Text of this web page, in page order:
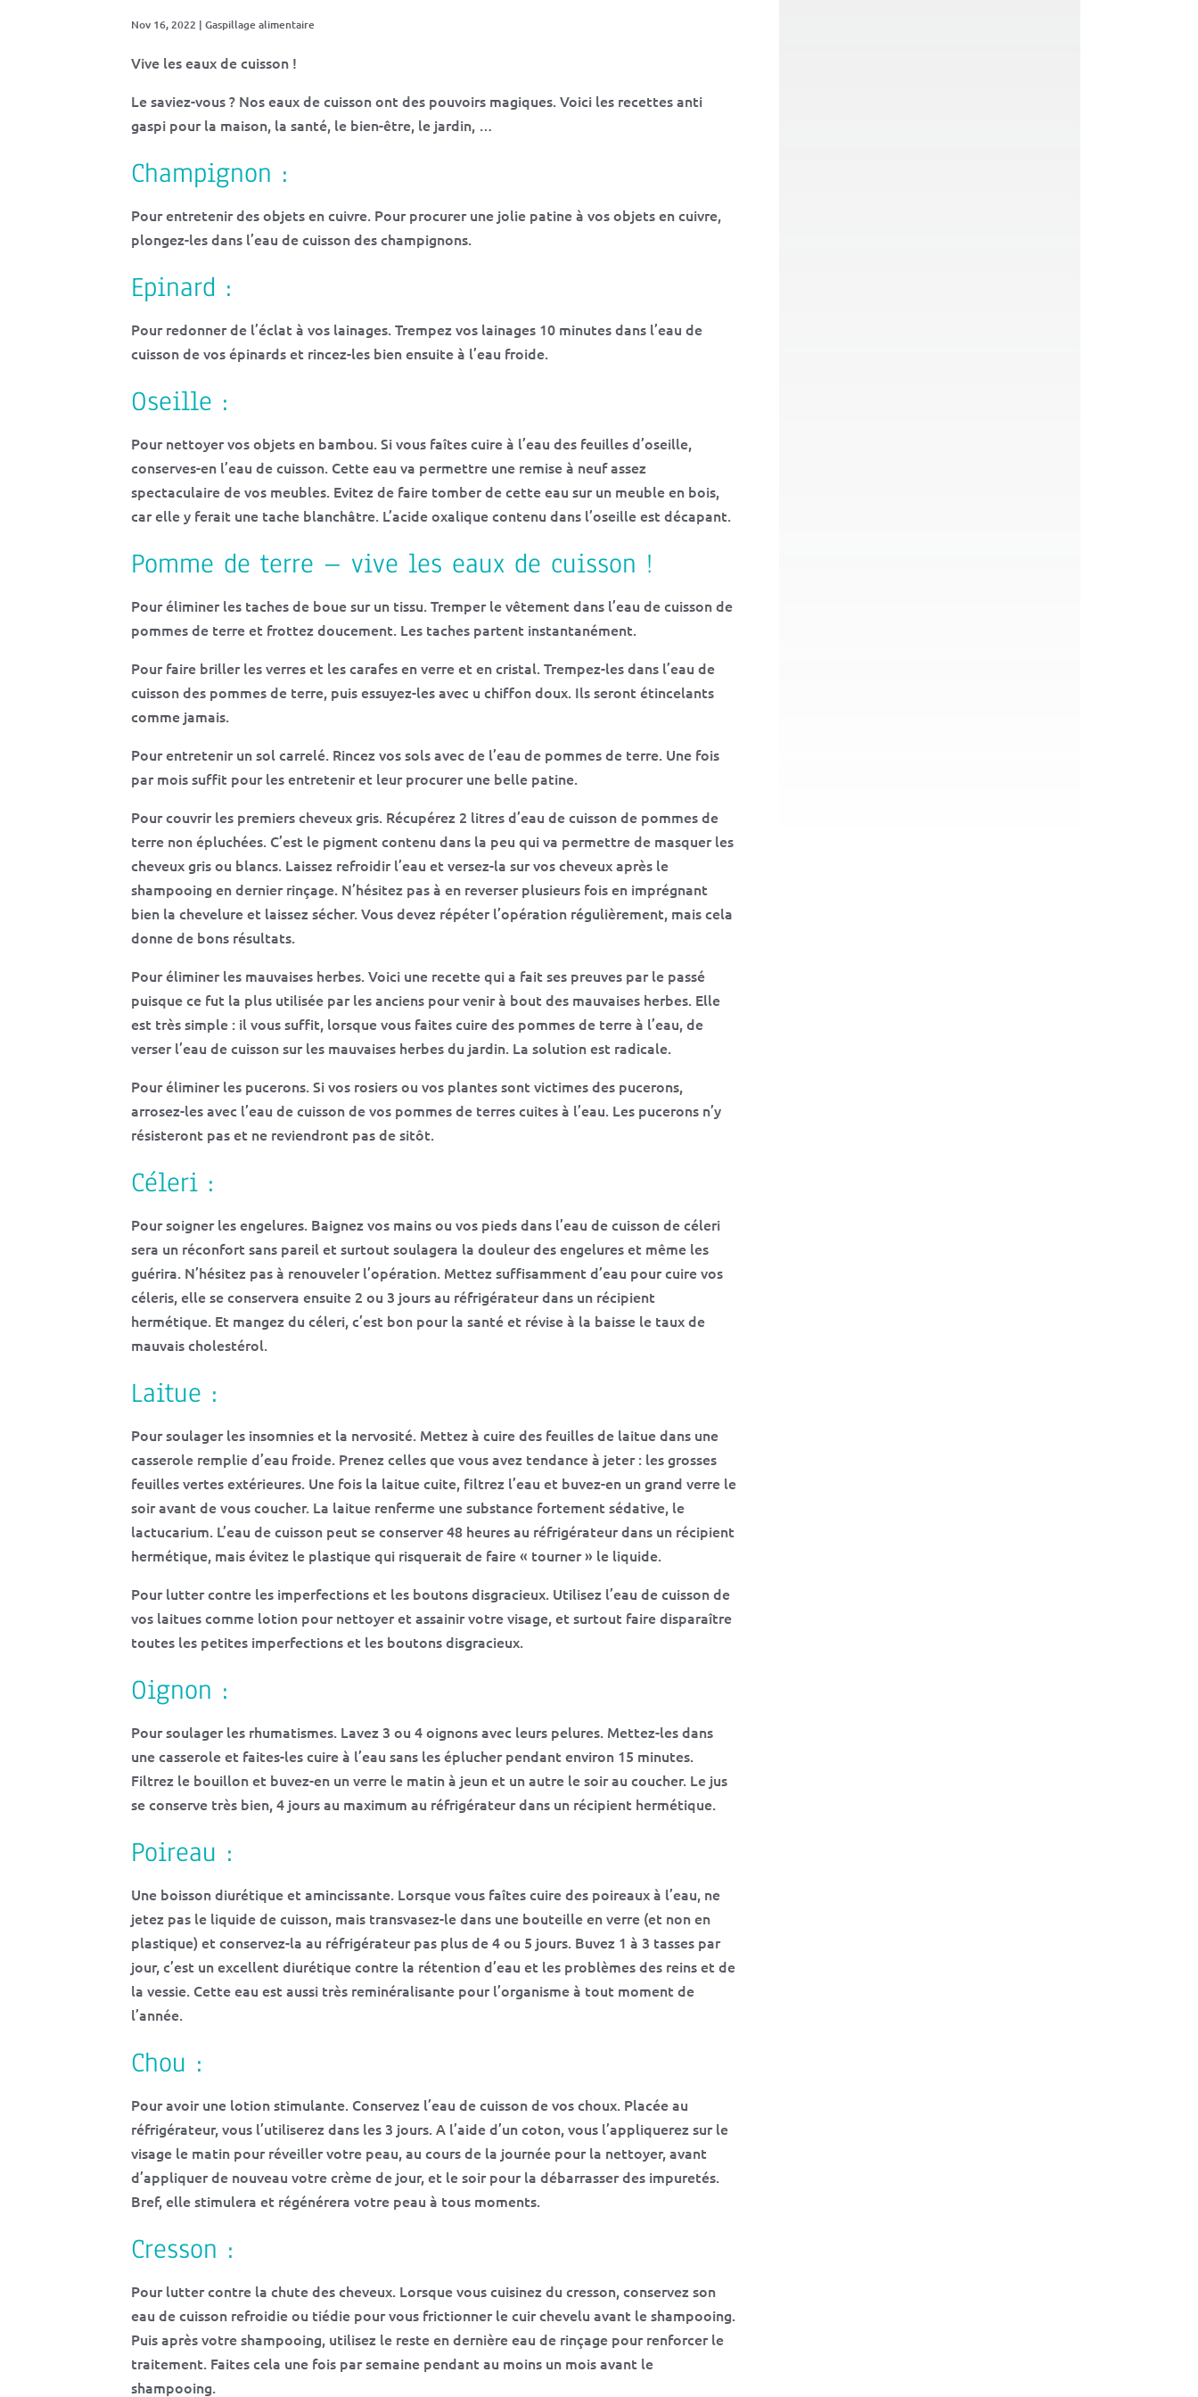
Nov 16, 2022 | Gaspillage alimentaire
Vive les eaux de cuisson !
Le saviez-vous ? Nos eaux de cuisson ont des pouvoirs magiques. Voici les recettes anti
gaspi pour la maison, la santé, le bien-être, le jardin, …
Champignon :
Pour entretenir des objets en cuivre. Pour procurer une jolie patine à vos objets en cuivre,
plongez-les dans l’eau de cuisson des champignons.
Epinard :
Pour redonner de l’éclat à vos lainages. Trempez vos lainages 10 minutes dans l’eau de
cuisson de vos épinards et rincez-les bien ensuite à l’eau froide.
Oseille :
Pour nettoyer vos objets en bambou. Si vous faîtes cuire à l’eau des feuilles d’oseille,
conserves-en l’eau de cuisson. Cette eau va permettre une remise à neuf assez
spectaculaire de vos meubles. Evitez de faire tomber de cette eau sur un meuble en bois,
car elle y ferait une tache blanchâtre. L’acide oxalique contenu dans l’oseille est décapant.
Pomme de terre – vive les eaux de cuisson !
Pour éliminer les taches de boue sur un tissu. Tremper le vêtement dans l’eau de cuisson de
pommes de terre et frottez doucement. Les taches partent instantanément.
Pour faire briller les verres et les carafes en verre et en cristal. Trempez-les dans l’eau de
cuisson des pommes de terre, puis essuyez-les avec u chiffon doux. Ils seront étincelants
comme jamais.
Pour entretenir un sol carrelé. Rincez vos sols avec de l’eau de pommes de terre. Une fois
par mois suffit pour les entretenir et leur procurer une belle patine.
Pour couvrir les premiers cheveux gris. Récupérez 2 litres d’eau de cuisson de pommes de
terre non épluchées. C’est le pigment contenu dans la peu qui va permettre de masquer les
cheveux gris ou blancs. Laissez refroidir l’eau et versez-la sur vos cheveux après le
shampooing en dernier rinçage. N’hésitez pas à en reverser plusieurs fois en imprégnant
bien la chevelure et laissez sécher. Vous devez répéter l’opération régulièrement, mais cela
donne de bons résultats.
Pour éliminer les mauvaises herbes. Voici une recette qui a fait ses preuves par le passé
puisque ce fut la plus utilisée par les anciens pour venir à bout des mauvaises herbes. Elle
est très simple : il vous suffit, lorsque vous faites cuire des pommes de terre à l’eau, de
verser l’eau de cuisson sur les mauvaises herbes du jardin. La solution est radicale.
Pour éliminer les pucerons. Si vos rosiers ou vos plantes sont victimes des pucerons,
arrosez-les avec l’eau de cuisson de vos pommes de terres cuites à l’eau. Les pucerons n’y
résisteront pas et ne reviendront pas de sitôt.
Céleri :
Pour soigner les engelures. Baignez vos mains ou vos pieds dans l’eau de cuisson de céleri
sera un réconfort sans pareil et surtout soulagera la douleur des engelures et même les
guérira. N’hésitez pas à renouveler l’opération. Mettez suffisamment d’eau pour cuire vos
céleris, elle se conservera ensuite 2 ou 3 jours au réfrigérateur dans un récipient
hermétique. Et mangez du céleri, c’est bon pour la santé et révise à la baisse le taux de
mauvais cholestérol.
Laitue :
Pour soulager les insomnies et la nervosité. Mettez à cuire des feuilles de laitue dans une
casserole remplie d’eau froide. Prenez celles que vous avez tendance à jeter : les grosses
feuilles vertes extérieures. Une fois la laitue cuite, filtrez l’eau et buvez-en un grand verre le
soir avant de vous coucher. La laitue renferme une substance fortement sédative, le
lactucarium. L’eau de cuisson peut se conserver 48 heures au réfrigérateur dans un récipient
hermétique, mais évitez le plastique qui risquerait de faire « tourner » le liquide.
Pour lutter contre les imperfections et les boutons disgracieux. Utilisez l’eau de cuisson de
vos laitues comme lotion pour nettoyer et assainir votre visage, et surtout faire disparaître
toutes les petites imperfections et les boutons disgracieux.
Oignon :
Pour soulager les rhumatismes. Lavez 3 ou 4 oignons avec leurs pelures. Mettez-les dans
une casserole et faites-les cuire à l’eau sans les éplucher pendant environ 15 minutes.
Filtrez le bouillon et buvez-en un verre le matin à jeun et un autre le soir au coucher. Le jus
se conserve très bien, 4 jours au maximum au réfrigérateur dans un récipient hermétique.
Poireau :
Une boisson diurétique et amincissante. Lorsque vous faîtes cuire des poireaux à l’eau, ne
jetez pas le liquide de cuisson, mais transvasez-le dans une bouteille en verre (et non en
plastique) et conservez-la au réfrigérateur pas plus de 4 ou 5 jours. Buvez 1 à 3 tasses par
jour, c’est un excellent diurétique contre la rétention d’eau et les problèmes des reins et de
la vessie. Cette eau est aussi très reminéralisante pour l’organisme à tout moment de
l’année.
Chou :
Pour avoir une lotion stimulante. Conservez l’eau de cuisson de vos choux. Placée au
réfrigérateur, vous l’utiliserez dans les 3 jours. A l’aide d’un coton, vous l’appliquerez sur le
visage le matin pour réveiller votre peau, au cours de la journée pour la nettoyer, avant
d’appliquer de nouveau votre crème de jour, et le soir pour la débarrasser des impuretés.
Bref, elle stimulera et régénérera votre peau à tous moments.
Cresson :
Pour lutter contre la chute des cheveux. Lorsque vous cuisinez du cresson, conservez son
eau de cuisson refroidie ou tiédie pour vous frictionner le cuir chevelu avant le shampooing.
Puis après votre shampooing, utilisez le reste en dernière eau de rinçage pour renforcer le
traitement. Faites cela une fois par semaine pendant au moins un mois avant le
shampooing.